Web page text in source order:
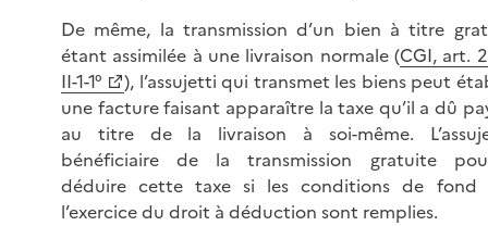
De même, la transmission d’un bien à titre
étant assimilée à une livraison normale (CGI, art.
II-1-1°
), l’assujetti qui transmet les biens peut
une facture faisant apparaître la taxe qu’il a dû
au titre de la livraison à soi-même.
bénéficiaire de la transmission gratuite
déduire cette taxe si les conditions de fond
l’exercice du droit à déduction sont remplies.